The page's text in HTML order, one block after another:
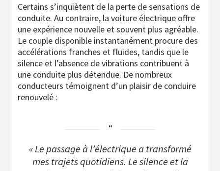
Certains s’inquiètent de la perte de sensations de
conduite. Au contraire, la voiture électrique offre
une expérience nouvelle et souvent plus agréable.
Le couple disponible instantanément procure des
accélérations franches et fluides, tandis que le
silence et l’absence de vibrations contribuent à
une conduite plus détendue. De nombreux
conducteurs témoignent d’un plaisir de conduire
renouvelé :
« Le passage à l’électrique a transformé
mes trajets quotidiens. Le silence et la